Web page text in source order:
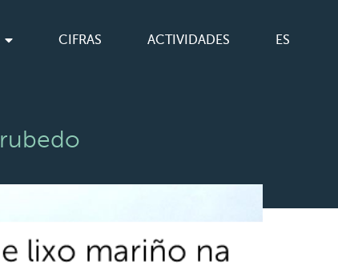
CIFRAS ACTIVIDADES ES